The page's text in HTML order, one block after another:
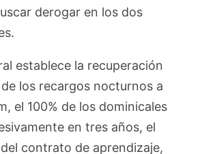
derogar en los dos
establece la recuperación
los recargos nocturnos a
el 100% de los dominicales
en tres años, el
contrato de aprendizaje,